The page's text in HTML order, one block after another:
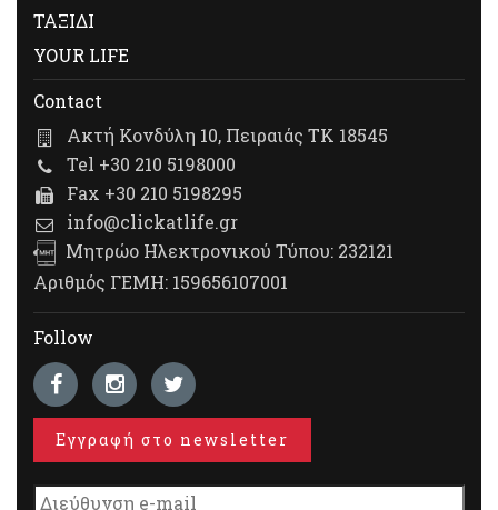
ΤΑΞΙΔΙ
YOUR LIFE
Contact
Ακτή Κονδύλη 10, Πειραιάς ΤΚ 18545
Tel +30 210 5198000
Fax +30 210 5198295
info@clickatlife.gr
Μητρώο Ηλεκτρονικού Τύπου: 232121
Αριθμός ΓΕΜΗ: 159656107001
Follow
Εγγραφή στο newsletter